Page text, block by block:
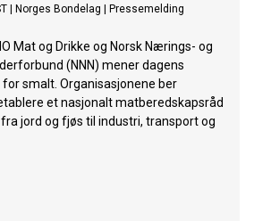
Norges Bondelag Pressemelding
Mat og Drikke og Norsk Nærings- og
(NNN) mener dagens
smalt. Organisasjonene ber
et nasjonalt matberedskapsråd
jord og fjøs til industri, transport og